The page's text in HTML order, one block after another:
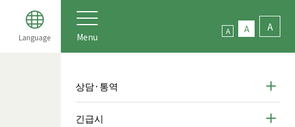
Language Menu
A A A
상담·통역
긴급시